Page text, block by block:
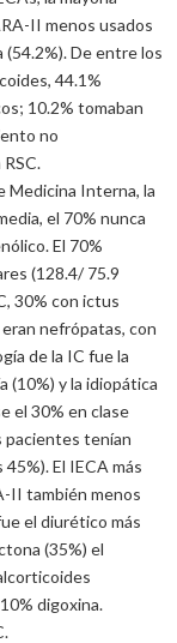
II menos usados
De entre los
44.1%
10.2% tomaban
no
Medicina Interna, la
el 70% nunca
El 70%
(128.4/ 75.9
30% con ictus
nefrópatas, con
de la IC fue la
(10%) y la idiopática
el 30% en clase
pacientes tenían
El IECA más
II también menos
el diurético más
(35%) el
digoxina.